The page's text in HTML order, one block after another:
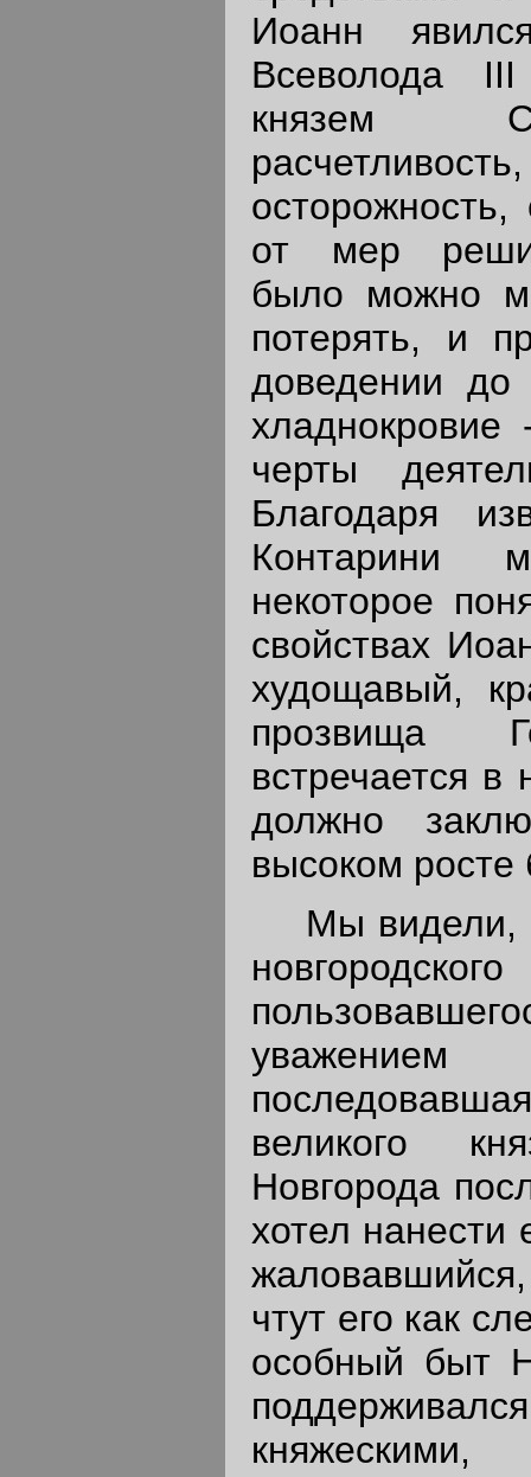
Иоанн
Всеволода
князем
от мер
было можно
потерять, и
доведении до
хладнокровие
черты
Благодаря
Контарини
некоторое
свойствах
худощавый,
прозвища
встречается в
должно
высоком росте
Мы видели,
великого
Новгорода
хотел
чтут его как
особный быт